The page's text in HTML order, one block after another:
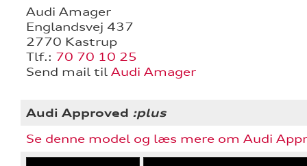
Audi Amager
Englandsvej 437
2770 Kastrup
Tlf.: 70 70 10 25
Send mail til Audi Amager
Audi Approved :plus
Se denne model og læs mere om Audi